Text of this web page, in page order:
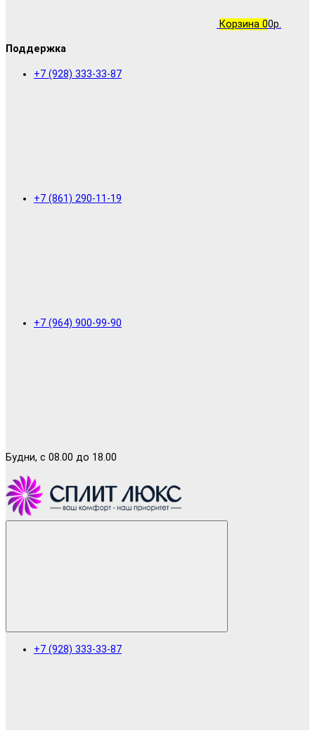
Корзина 00р.
Поддержка
+7 (928) 333-33-87
+7 (861) 290-11-19
+7 (964) 900-99-90
Будни, с 08.00 до 18.00
+7 (928) 333-33-87